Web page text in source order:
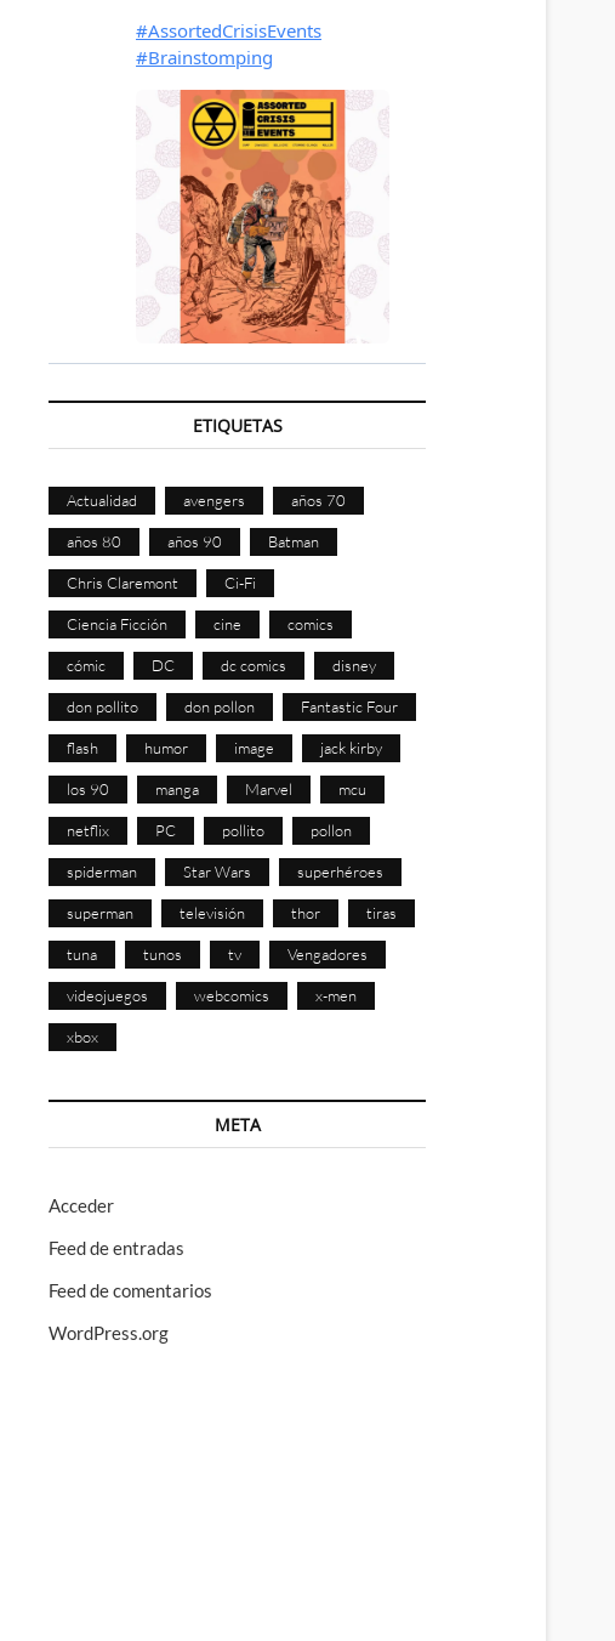
ETIQUETAS
Actualidad avengers años 70
años 80 años 90 Batman
Chris Claremont Ci-Fi
Ciencia Ficción cine comics
cómic DC dc comics disney
don pollito don pollon Fantastic Four
flash humor image jack kirby
los 90 manga Marvel mcu
netflix PC pollito pollon
spiderman Star Wars superhéroes
superman televisión thor tiras
tuna tunos tv Vengadores
videojuegos webcomics x-men
xbox
META
Acceder
Feed de entradas
Feed de comentarios
WordPress.org